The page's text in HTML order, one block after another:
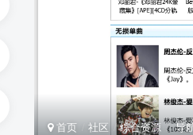
首页 社区 综合资源 导